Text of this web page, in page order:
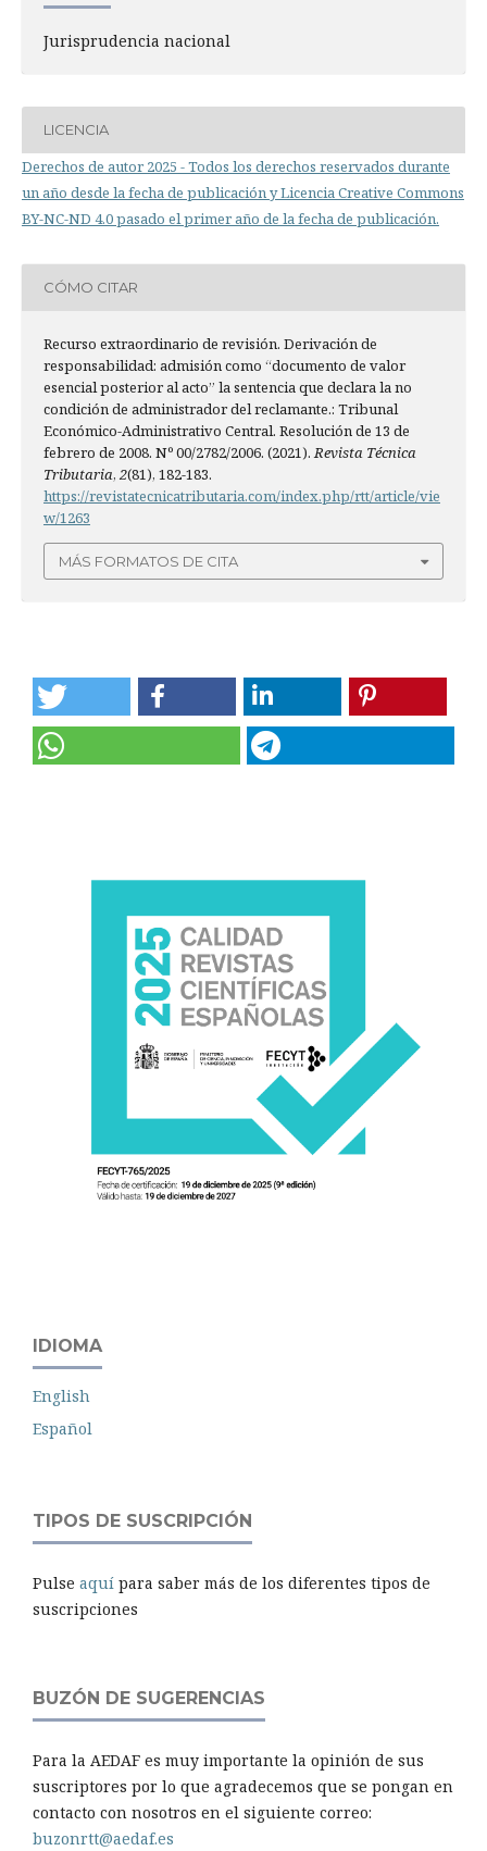
Jurisprudencia nacional
LICENCIA
Derechos de autor 2025 - Todos los derechos reservados durante
un año desde la fecha de publicación y Licencia Creative Commons
BY-NC-ND 4.0 pasado el primer año de la fecha de publicación.
CÓMO CITAR
Recurso extraordinario de revisión. Derivación de
responsabilidad: admisión como “documento de valor
esencial posterior al acto” la sentencia que declara la no
condición de administrador del reclamante.: Tribunal
Económico-Administrativo Central. Resolución de 13 de
febrero de 2008. Nº 00/2782/2006. (2021).Revista Técnica
Tributaria, 2(81), 182-183.
https://revistatecnicatributaria.com/index.php/rtt/article/vie
w/1263
MÁS FORMATOS DE CITA
IDIOMA
English
Español
TIPOS DE SUSCRIPCIÓN
Pulse aquí para saber más de los diferentes tipos de
suscripciones
BUZÓN DE SUGERENCIAS
Para la AEDAF es muy importante la opinión de sus
suscriptores por lo que agradecemos que se pongan en
contacto con nosotros en el siguiente correo:
buzonrtt@aedaf.es